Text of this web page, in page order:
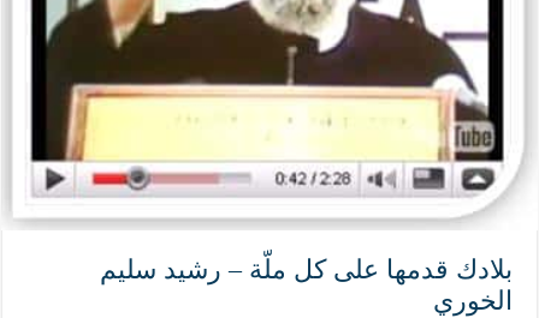
المتهاون بوطنه متهاون بدينه حتماً
نسج العلاقة مع الآخر تكون من خلال منظومة القيم و المبادئ الانسانية التي تجعل
بلادك قدمها على كل ملّة – رشيد سليم
الخوري